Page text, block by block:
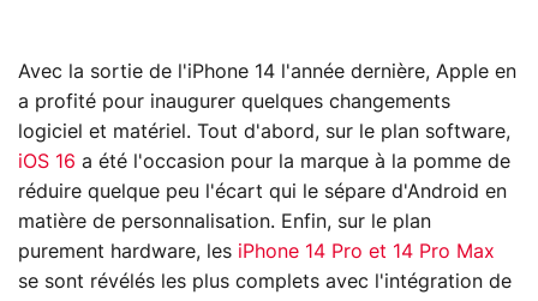
Avec la sortie de l'iPhone 14 l'année dernière, Apple en
a profité pour inaugurer quelques changements
logiciel et matériel. Tout d'abord, sur le plan software,
iOS 16 a été l'occasion pour la marque à la pomme de
réduire quelque peu l'écart qui le sépare d'Android en
matière de personnalisation. Enfin, sur le plan
purement hardware, les iPhone 14 Pro et 14 Pro Max
se sont révélés les plus complets avec l'intégration de